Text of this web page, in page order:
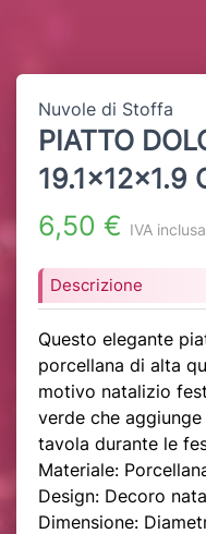
Nuvole di Stoffa
PIATTO
19.1x12x1.9
6,50 € IVA inclusa
Descrizione
Questo elegante
porcellana di alta
motivo natalizio
verde che
tavola durante le
Materiale:
Design: Decoro
Dimensione: